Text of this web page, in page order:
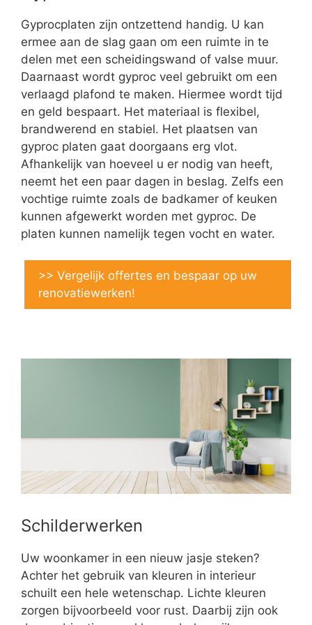
Gyprocplaten zijn ontzettend handig. U kan
ermee aan de slag gaan om een ruimte in te
delen met een scheidingswand of valse muur.
Daarnaast wordt gyproc veel gebruikt om een
verlaagd plafond te maken. Hiermee wordt tijd
en geld bespaart. Het materiaal is flexibel,
brandwerend en stabiel. Het plaatsen van
gyproc platen gaat doorgaans erg vlot.
Afhankelijk van hoeveel u er nodig van heeft,
neemt het een paar dagen in beslag. Zelfs een
vochtige ruimte zoals de badkamer of keuken
kunnen afgewerkt worden met gyproc. De
platen kunnen namelijk tegen vocht en water.
>> Vergelijk offertes en bespaar op uw
renovatiewerken!
Schilderwerken
Uw woonkamer in een nieuw jasje steken?
Achter het gebruik van kleuren in interieur
schuilt een hele wetenschap. Lichte kleuren
zorgen bijvoorbeeld voor rust. Daarbij zijn ook